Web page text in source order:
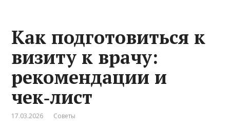
Как подготовиться к
визиту к врачу:
рекомендации и
чек‑лист
17.03.2026 Советы